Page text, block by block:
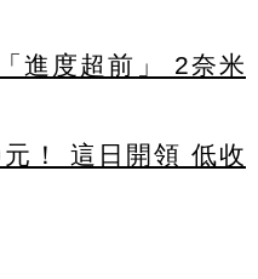
進度超前」 2奈米
！ 這日開領 低收